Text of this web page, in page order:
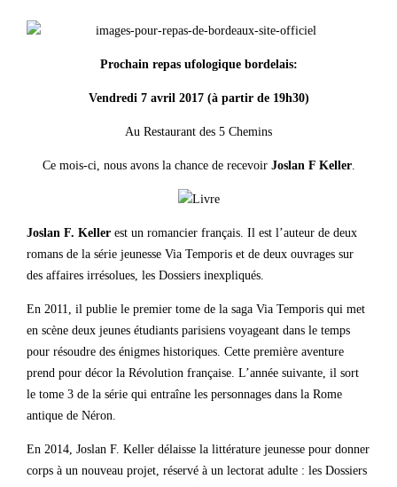
Prochain repas ufologique bordelais:
Vendredi 7 avril 2017 (à partir de 19h30)
Au Restaurant des 5 Chemins
Ce mois-ci, nous avons la chance de recevoir Joslan F Keller.
Joslan F. Keller est un romancier français. Il est l’auteur de deux
romans de la série jeunesse Via Temporis et de deux ouvrages sur
des affaires irrésolues, les Dossiers inexpliqués.
En 2011, il publie le premier tome de la saga Via Temporis qui met
en scène deux jeunes étudiants parisiens voyageant dans le temps
pour résoudre des énigmes historiques. Cette première aventure
prend pour décor la Révolution française. L’année suivante, il sort
le tome 3 de la série qui entraîne les personnages dans la Rome
antique de Néron.
En 2014, Joslan F. Keller délaisse la littérature jeunesse pour donner
corps à un nouveau projet, réservé à un lectorat adulte : les Dossiers